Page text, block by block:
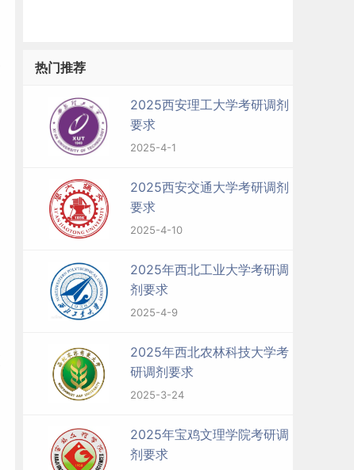
热门推荐
2025西安理工大学考研调剂
要求
2025-4-1
2025西安交通大学考研调剂
要求
2025-4-10
2025年西北工业大学考研调
剂要求
2025-4-9
2025年西北农林科技大学考
研调剂要求
2025-3-24
2025年宝鸡文理学院考研调
剂要求